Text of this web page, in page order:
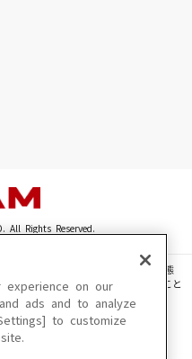
All Rights Reserved.
・写真・動画・音声等を、手段や形態
で複製、転載、ファイル化などすること
だけない場合があります。
になる場合があります。
experience on our
ads and to analyze
to customize